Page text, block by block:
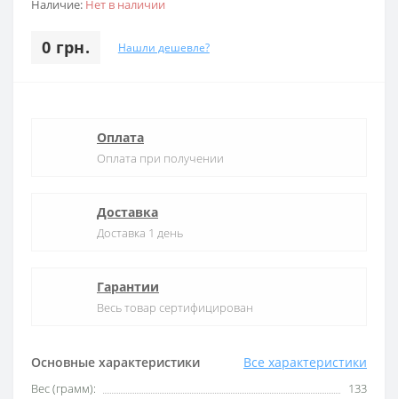
Наличие: Нет в наличии
0 грн. Нашли дешевле?
Основные характеристики Все характеристики
Вес (грамм):
133
Оплата
Оплата при получении
Доставка
Доставка 1 день
Гарантии
Весь товар сертифицирован